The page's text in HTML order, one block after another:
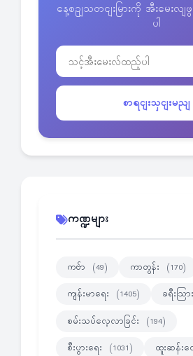
နေ့စဥျသတငျးမြားကို အီးမေး
ပါ
စာရငျးသှငျးမညျ
ကဏ္ဍများ
ကဗ်ာ (49) ကာတွန်း (170)
ကျန်းမာရေး (1405) ခရီးသြား
စမ်းသပ်လေ့လာခြင်း (194)
စီးပွားရေး (1031) ထူးဆန်း